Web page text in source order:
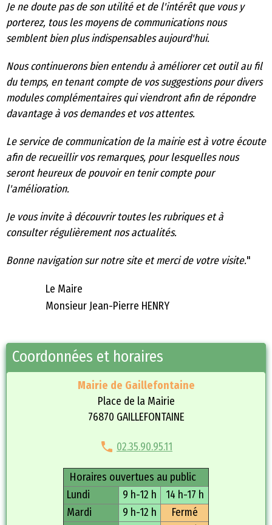
Je ne doute pas de son utilité et de l'intérêt que vous y
porterez, tous les moyens de communications nous
semblent bien plus indispensables aujourd'hui.
Nous continuerons bien entendu à améliorer cet outil au fil
du temps, en tenant compte de vos suggestions pour divers
modules complémentaires qui viendront afin de répondre
davantage à vos demandes et vos attentes.
Le service de communication de la mairie est à votre écoute
afin de recueillir vos remarques, pour lesquelles nous
seront heureux de pouvoir en tenir compte pour
l'amélioration.
Je vous invite à découvrir toutes les rubriques et à
consulter régulièrement nos actualités.
Bonne navigation sur notre site et merci de votre visite."
Le Maire
Monsieur Jean-Pierre HENRY
Coordonnées et horaires
Mairie de Gaillefontaine
Place de la Mairie
76870 GAILLEFONTAINE
02.35.90.95.11
Horaires ouvertues au public
Lundi 9 h-12 h
14 h-17 h
Mardi
9 h-12 h
Fermé